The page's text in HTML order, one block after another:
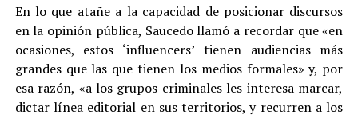
En lo que atañe a la capacidad de posicionar discursos
en la opinión pública, Saucedo llamó a recordar que «en
ocasiones, estos ‘influencers’ tienen audiencias más
grandes que las que tienen los medios formales» y, por
esa razón, «a los grupos criminales les interesa marcar,
dictar línea editorial en sus territorios, y recurren a los